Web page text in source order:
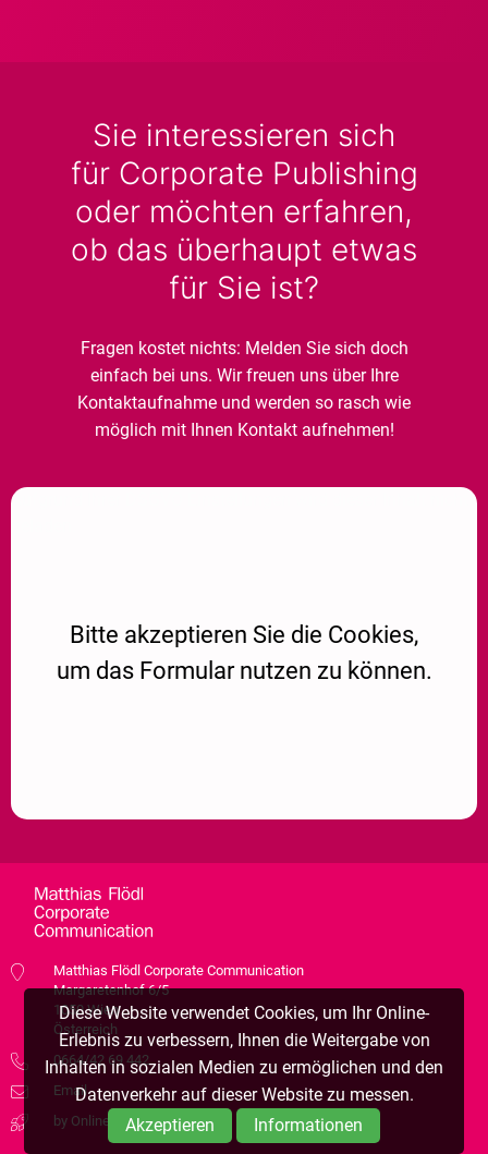
Diese Website verwendet Cookies, um Ihr Online-
Erlebnis zu verbessern, Ihnen die Weitergabe von
Inhalten in sozialen Medien zu ermöglichen und den
Datenverkehr auf dieser Website zu messen.
Akzeptieren
Informationen
Sie interessieren sich
für Corporate Publishing
oder möchten erfahren,
ob das überhaupt etwas
für Sie ist?
Fragen kostet nichts: Melden Sie sich doch
einfach bei uns. Wir freuen uns über Ihre
Kontaktaufnahme und werden so rasch wie
möglich mit Ihnen Kontakt aufnehmen!
Aufgrund Ihrer DSGVO Einstellungen wird dieser Inhalt nicht
Bitte akzeptieren Sie die Cookies,
um das Formular nutzen zu können.
Matthias Flödl Corporate Communication
Margaretenhof 6/5
1050 Wien
Österreich
0664/42 69 442
Email
by Online Raketen